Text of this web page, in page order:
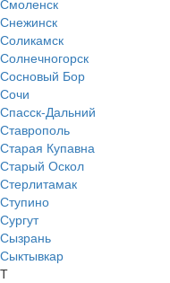
Смоленск
Снежинск
Соликамск
Солнечногорск
Сосновый Бор
Сочи
Спасск-Дальний
Ставрополь
Старая Купавна
Старый Оскол
Стерлитамак
Ступино
Сургут
Сызрань
Сыктывкар
Т